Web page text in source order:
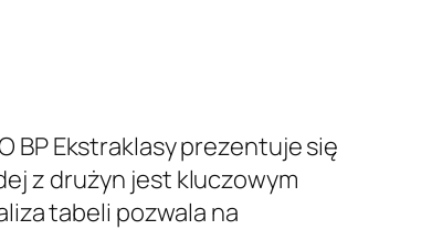
BP Ekstraklasy prezentuje się
z drużyn jest kluczowym
tabeli pozwala na